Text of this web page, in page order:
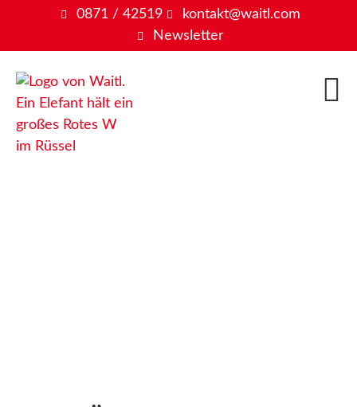
0871 / 42519
kontakt@waitl.com
Newsletter